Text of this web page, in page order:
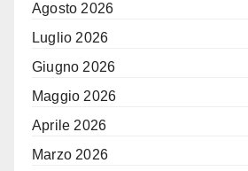
Agosto 2026
Luglio 2026
Giugno 2026
Maggio 2026
Aprile 2026
Marzo 2026